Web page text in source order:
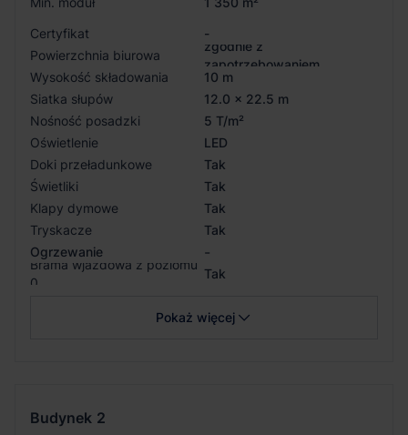
Certyfikat
-
Powierzchnia biurowa
zgodnie z
zapotrzebowaniem
Wysokość składowania
10 m
Siatka słupów
12.0 x 22.5 m
Nośność posadzki
5 T/m²
Oświetlenie
LED
Doki przeładunkowe
Tak
Świetliki
Tak
Klapy dymowe
Tak
Tryskacze
Tak
Ogrzewanie
-
Brama wjazdowa z poziomu
0
Tak
Pokaż więcej
Budynek 2